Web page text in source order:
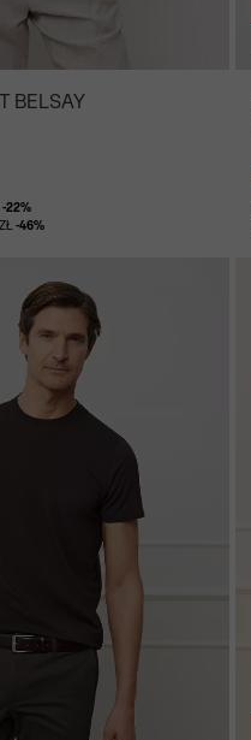
BELSAY
-22%
-46%